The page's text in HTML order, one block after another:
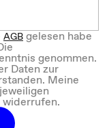
AGBgelesen habe
genommen.
Daten zur
Meine